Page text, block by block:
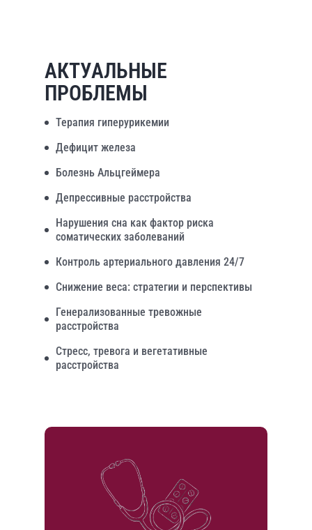
АКТУАЛЬНЫЕ
ПРОБЛЕМЫ
Терапия гиперурикемии
Дефицит железа
Болезнь Альцгеймера
Депрессивные расстройства
Нарушения сна как фактор риска
соматических заболеваний
Контроль артериального давления 24/7
Снижение веса: стратегии и перспективы
Генерализованные тревожные
расстройства
Стресс, тревога и вегетативные
расстройства